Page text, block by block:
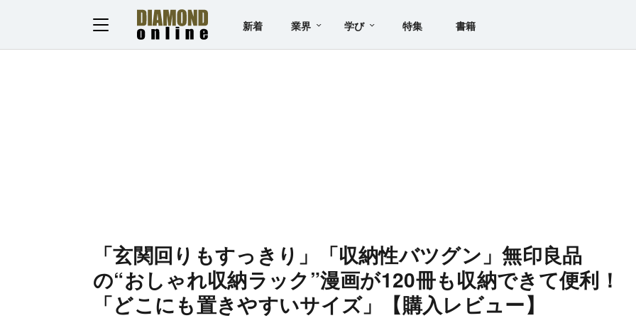
新着 業界 学び 特集 書籍
「玄関回りもすっきり」「収納性バツグン」無印良品
の“おしゃれ収納ラック”漫画が120冊も収納できて便利！
「どこにも置きやすいサイズ」【購入レビュー】